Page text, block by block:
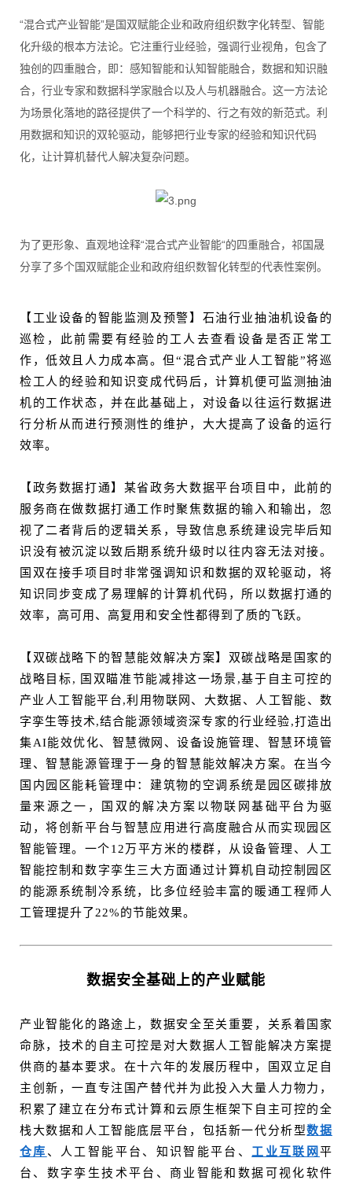
“混合式产业智能”是国双赋能企业和政府组织数字化转型、智能
化升级的根本方法论。它注重行业经验，强调行业视角，包含了
独创的四重融合，即：感知智能和认知智能融合，数据和知识融
合，行业专家和数据科学家融合以及人与机器融合。这一方法论
为场景化落地的路径提供了一个科学的、行之有效的新范式。利
用数据和知识的双轮驱动，能够把行业专家的经验和知识代码
化，让计算机替代人解决复杂问题。
为了更形象、直观地诠释“混合式产业智能“的四重融合，祁国晟
分享了多个国双赋能企业和政府组织数智化转型的代表性案例。
【工业设备的智能监测及预警】石油行业抽油机设备的
巡检，此前需要有经验的工人去查看设备是否正常工
作，低效且人力成本高。但“混合式产业人工智能”将巡
检工人的经验和知识变成代码后，计算机便可监测抽油
机的工作状态，并在此基础上，对设备以往运行数据进
行分析从而进行预测性的维护，大大提高了设备的运行
效率。
【政务数据打通】某省政务大数据平台项目中，此前的
服务商在做数据打通工作时聚焦数据的输入和输出，忽
视了二者背后的逻辑关系，导致信息系统建设完毕后知
识没有被沉淀以致后期系统升级时以往内容无法对接。
国双在接手项目时非常强调知识和数据的双轮驱动，将
知识同步变成了易理解的计算机代码，所以数据打通的
效率，高可用、高复用和安全性都得到了质的飞跃。
【双碳战略下的智慧能效解决方案】双碳战略是国家的
战略目标, 国双瞄准节能减排这一场景,基于自主可控的
产业人工智能平台,利用物联网、大数据、人工智能、数
字孪生等技术,结合能源领域资深专家的行业经验,打造出
集AI能效优化、智慧微网、设备设施管理、智慧环境管
理、智慧能源管理于一身的智慧能效解决方案。在当今
国内园区能耗管理中：建筑物的空调系统是园区碳排放
量来源之一，国双的解决方案以物联网基础平台为驱
动，将创新平台与智慧应用进行高度融合从而实现园区
智能管理。一个12万平方米的楼群，从设备管理、人工
智能控制和数字孪生三大方面通过计算机自动控制园区
的能源系统制冷系统，比多位经验丰富的暖通工程师人
工管理提升了22%的节能效果。
数据安全基础上的产业赋能
产业智能化的路途上，数据安全至关重要，关系着国家
命脉，技术的自主可控是对大数据人工智能解决方案提
供商的基本要求。在十六年的发展历程中，国双立足自
主创新，一直专注国产替代并为此投入大量人力物力，
积累了建立在分布式计算和云原生框架下自主可控的全
栈大数据和人工智能底层平台，包括新一代分析型数据
仓库 、人工智能平台、知识智能平台、 工业互联网平
台、数字孪生技术平台、商业智能和数据可视化软件